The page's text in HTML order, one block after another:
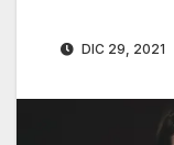
DIC 29, 2021